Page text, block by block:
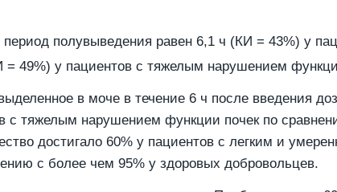
полувыведения равен 6,1 ч (КИ = 43%) у
49%) у пациентов с тяжелым нарушением
в моче в течение 6 ч после введения
с тяжелым нарушением функции почек по
достигало 60% у пациентов с легким и
с более чем 95% у здоровых добровольцев.